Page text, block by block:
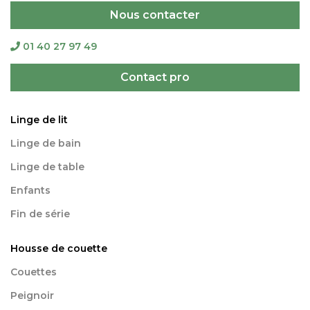
Nous contacter
01 40 27 97 49
Contact pro
Linge de lit
Linge de bain
Linge de table
Enfants
Fin de série
Housse de couette
Couettes
Peignoir